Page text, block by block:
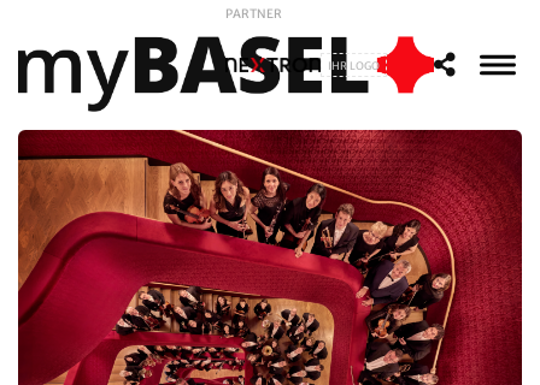
PARTNER
IHR LOGO